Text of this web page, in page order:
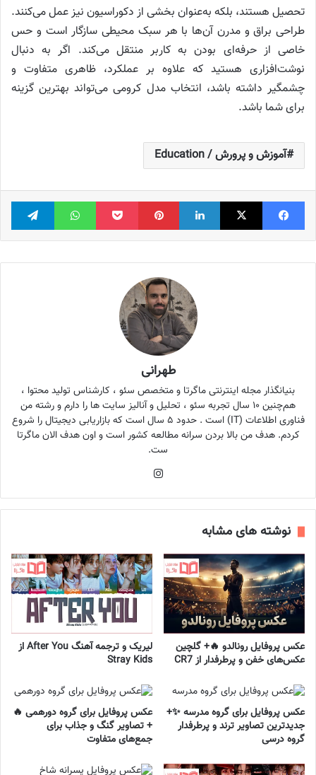
تحصیل هستند، بلکه به‌عنوان بخشی از دکوراسیون نیز عمل می‌کنند.
طراحی براق و مدرن آن‌ها با هر سبک محیطی سازگار است و حس
خاصی از حرفه‌ای بودن به کاربر منتقل می‌کند. اگر به دنبال
نوشت‌افزاری هستید که علاوه بر عملکرد، ظاهری متفاوت و
چشمگیر داشته باشد، انتخاب مدل کرومی می‌تواند بهترین گزینه
برای شما باشد.
آموزش و پرورش / Education
فیس بوک X لینکدین ‫پین‌ترست پاکت واتس آپ
طهرانی
بنیانگذار مجله اینترنتی ماگرتا و متخصص سئو ، کارشناس تولید محتوا ،
هم‌چنین ۱۰ سال تجربه سئو ، تحلیل و آنالیز سایت ها را دارم و رشته من
فناوری اطلاعات (IT) است . حدود ۵ سال است که بازاریابی دیجیتال را شروع
کردم. هدف من بالا بردن سرانه مطالعه کشور است و اون هدف الان ماگرتا
ست.
نوشته های مشابه
عکس پروفایل رونالدو 🔥+ گلچین
عکس‌های خفن و پرطرفدار از CR7
لیریک و ترجمه آهنگ After You از
Stray Kids
عکس پروفایل برای گروه مدرسه ✨+
جدیدترین تصاویر ترند و پرطرفدار
گروه درسی
عکس پروفایل برای گروه دورهمی 🔥
+ تصاویر گنگ و جذاب برای
جمع‌های متفاوت